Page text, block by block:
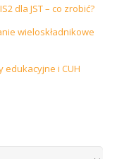
dla JST – co zrobić?
wieloskładnikowe
edukacyjne i CUH